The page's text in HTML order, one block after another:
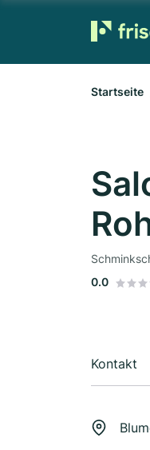
Startseite
0.0
Kontakt